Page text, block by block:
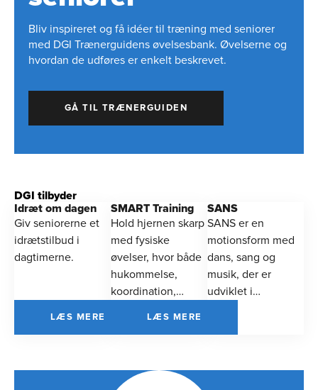
Bliv inspireret og få idéer til træning med seniorer
med DGI Trænerguidens øvelsesbank. Øvelserne og
hvordan de udføres er enkelt beskrevet.
GÅ TIL TRÆNERGUIDEN
DGI tilbyder
Idræt om dagen
Giv seniorerne et
idrætstilbud i
dagtimerne.
LÆS MERE
SMART Training
Hold hjernen skarp
med fysiske
øvelser, hvor både
hukommelse,
koordination,
LÆS MERE
SANS
SANS er en
motionsform med
dans, sang og
musik, der er
udviklet i